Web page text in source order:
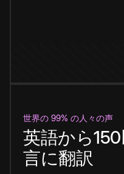
世界の 99% の人々の声
英語から
言に翻訳